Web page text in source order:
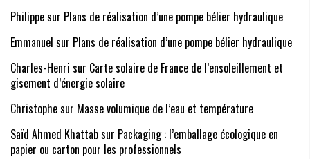
Philippe sur Plans de réalisation d’une pompe bélier hydraulique
Emmanuel sur Plans de réalisation d’une pompe bélier hydraulique
Charles-Henri sur Carte solaire de France de l’ensoleillement et
gisement d’énergie solaire
Christophesur Masse volumique de l’eau et température
Saïd Ahmed Khattab sur Packaging : l’emballage écologique en
papier ou carton pour les professionnels